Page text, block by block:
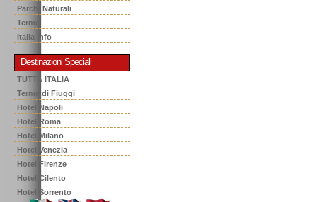
Parchi Naturali
Terme
Italia Info
Destinazioni Speciali
TUTTA ITALIA
Terme di Fiuggi
Hotel Napoli
Hotel Roma
Hotel Milano
Hotel Venezia
Hotel Firenze
Hotel Cilento
Hotel Sorrento